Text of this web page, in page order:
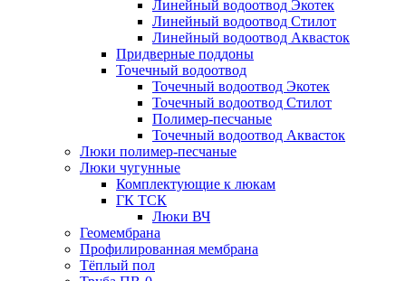
Линейный водоотвод Экотек
Линейный водоотвод Стилот
Линейный водоотвод Аквасток
Придверные поддоны
Точечный водоотвод
Точечный водоотвод Экотек
Точечный водоотвод Стилот
Полимер-песчаные
Точечный водоотвод Аквасток
Люки полимер-песчаные
Люки чугунные
Комплектующие к люкам
ГК ТСК
Люки ВЧ
Геомембрана
Профилированная мембрана
Тёплый пол